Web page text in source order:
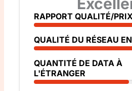
RAPPORT QUALITÉ/
QUALITÉ DU RÉSEAU
QUANTITÉ DE DATA À
L'ÉTRANGER